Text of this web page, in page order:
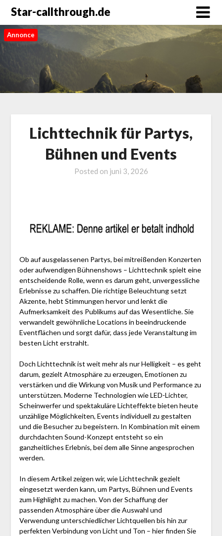
Star-callthrough.de
Annonce
Lichttechnik für Partys,
Bühnen und Events
Posted on juni 3, 2026
Ob auf ausgelassenen Partys, bei mitreißenden Konzerten
oder aufwendigen Bühnenshows – Lichttechnik spielt eine
entscheidende Rolle, wenn es darum geht, unvergessliche
Erlebnisse zu schaffen. Die richtige Beleuchtung setzt
Akzente, hebt Stimmungen hervor und lenkt die
Aufmerksamkeit des Publikums auf das Wesentliche. Sie
verwandelt gewöhnliche Locations in beeindruckende
Eventflächen und sorgt dafür, dass jede Veranstaltung im
besten Licht erstrahlt.
Doch Lichttechnik ist weit mehr als nur Helligkeit – es geht
darum, gezielt Atmosphäre zu erzeugen, Emotionen zu
verstärken und die Wirkung von Musik und Performance zu
unterstützen. Moderne Technologien wie LED-Lichter,
Scheinwerfer und spektakuläre Lichteffekte bieten heute
unzählige Möglichkeiten, Events individuell zu gestalten
und die Besucher zu begeistern. In Kombination mit einem
durchdachten Sound-Konzept entsteht so ein
ganzheitliches Erlebnis, bei dem alle Sinne angesprochen
werden.
In diesem Artikel zeigen wir, wie Lichttechnik gezielt
eingesetzt werden kann, um Partys, Bühnen und Events
zum Highlight zu machen. Von der Schaffung der
passenden Atmosphäre über die Auswahl und
Verwendung unterschiedlicher Lichtquellen bis hin zur
perfekten Verbindung von Licht und Ton – hier finden Sie